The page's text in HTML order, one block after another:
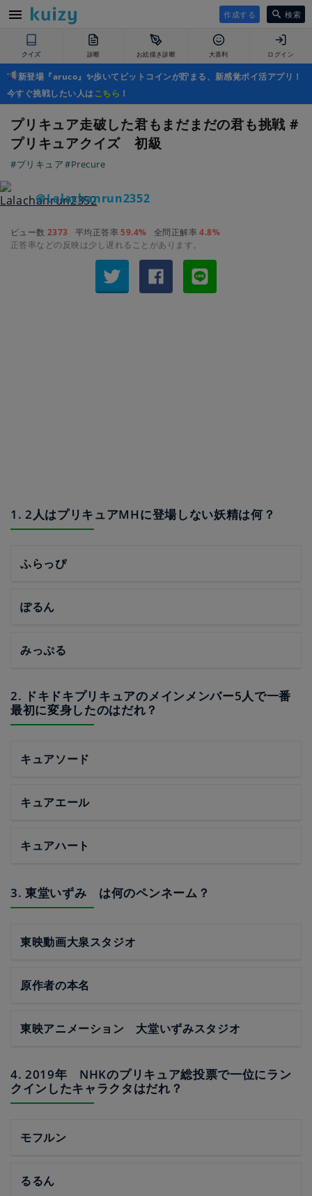
作成する 検索
クイズ 診断 お絵描き診断 大喜利 ログイン
新登場『aruco』✨歩いてビットコインが貯まる、新感覚ポイ活アプリ！
今すぐ挑戦したい人はこちら ！
プリキュア走破した君もまだまだの君も挑戦 #
プリキュアクイズ 初級
#プリキュア#Precure
＠Lalachanrun2352
ビュー数 2373 平均正答率59.4% 全問正解率4.8%
正答率などの反映は少し遅れることがあります。
1. 2人はプリキュアMHに登場しない妖精は何？
ふらっぴ
ぽるん
みっぷる
2. ドキドキプリキュアのメインメンバー5人で一番
最初に変身したのはだれ？
キュアソード
キュアエール
キュアハート
3. 東堂いずみ は何のペンネーム？
東映動画大泉スタジオ
原作者の本名
東映アニメーション 大堂いずみスタジオ
4. 2019年 NHKのプリキュア総投票で一位にラン
クインしたキャラクタはだれ？
モフルン
るるん